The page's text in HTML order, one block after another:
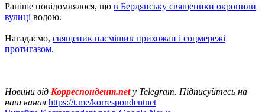
Раніше повідомлялося, що в Бердянську священики окропили
вулиці водою.
Нагадаємо, священик насмішив прихожан і соцмережі
протигазом.
Новини від Корреспондент.net у Telegram. Підписуйтесь на
наш канал https://t.me/korrespondentnet